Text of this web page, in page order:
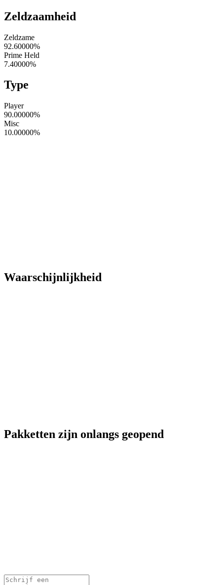
Zeldzaamheid
Zeldzame
92.60000%
Prime Held
7.40000%
Type
Player
90.00000%
Misc
10.00000%
Waarschijnlijkheid
Pakketten zijn onlangs geopend